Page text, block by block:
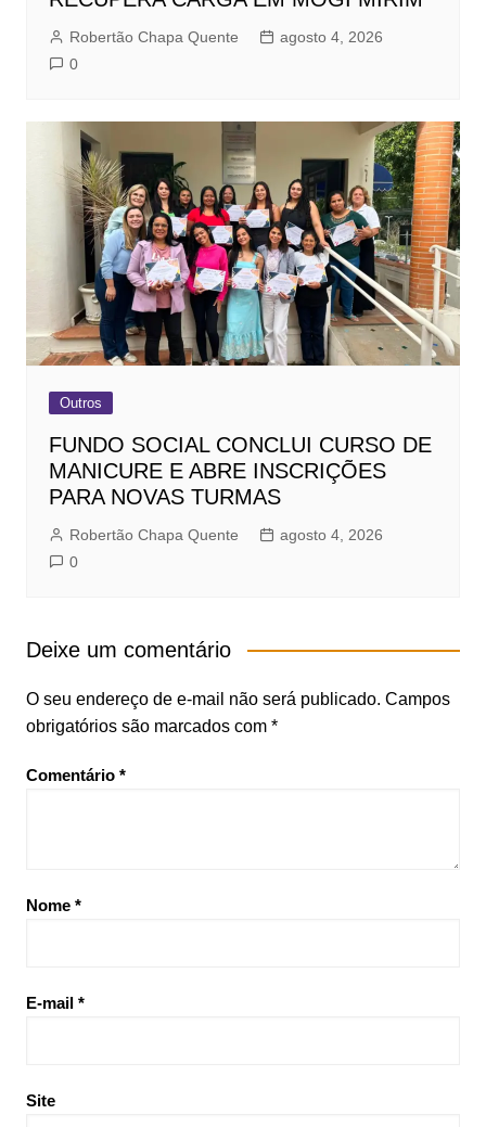
Robertão Chapa Quente
agosto 4, 2026
0
Outros
FUNDO SOCIAL CONCLUI CURSO DE
MANICURE E ABRE INSCRIÇÕES
PARA NOVAS TURMAS
Robertão Chapa Quente
agosto 4, 2026
0
Deixe um comentário
O seu endereço de e-mail não será publicado. Campos
obrigatórios são marcados com *
Comentário *
Nome *
E-mail *
Site